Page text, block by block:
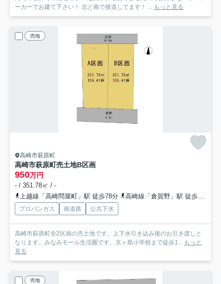
ーカーでお建て下さい！ 北と南で接道してます！ ... もっと見る
売地
高崎市萩原町
高崎市萩原町売土地B区画
950万円
- / 351.78㎡ / -
上越線「高崎問屋町」駅 徒歩78分
高崎線「倉賀野」駅 徒歩82分
プロパンガス 南道路 公共下水
高崎市萩原町全2区画の売土地です。上下水引き込み後のお引き渡しと
なります。みなみモール生活圏です。京ヶ島小学校まで徒歩1... もっと
見る
売地